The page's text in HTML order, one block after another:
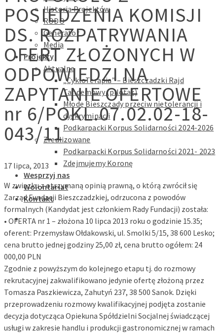
Historia Projektów
RODO
Generator
Media
Projekty
Aktualne
„CykloTerapia” – Bieszczadzki Rajd
Tandemowy (pilotaż)
Młode Bieszczady przeciw nietolerancji i
dyskryminacji
Podkarpacki Korpus Solidarności 2024-2026
Zrealizowane
Podkarpacki Korpus Solidarności 2021- 2023
Zdejmujemy Koronę
Wesprzyj nas
Wolontariat
Kontakt
POSIEDZENIA KOMISJI
DS. ROZPATRYWANIA
OFERT ZŁOŻONYCH W
ODPOWIEDZI NA
ZAPYTANIE OFERTOWE
nr 6/POKL.07.02.02-18-
043/11
17 lipca, 2013
W związku z otrzymaną opinią prawną, o którą zwrócił się
Zarząd Fundacji Bieszczadzkiej, odrzucona z powodów
formalnych (Kandydat jest członkiem Rady Fundacji) została:
• OFERTA nr 1 – złożona 10 lipca 2013 roku o godzinie 15.35;
oferent: Przemysław Ołdakowski, ul. Smolki 5/15, 38 600 Lesko;
cena brutto jednej godziny 25,00 zł, cena brutto ogółem: 24
000,00 PLN
Zgodnie z powyższym do kolejnego etapu tj. do rozmowy
rekrutacyjnej zakwalifikowano jedynie ofertę złożoną przez
Tomasza Paszkiewicza, Zahutyń 237, 38 500 Sanok. Dzięki
przeprowadzeniu rozmowy kwalifikacyjnej podjęta zostanie
decyzja dotycząca Opiekuna Spółdzielni Socjalnej świadczącej
usługi w zakresie handlu i produkcji gastronomicznej w ramach